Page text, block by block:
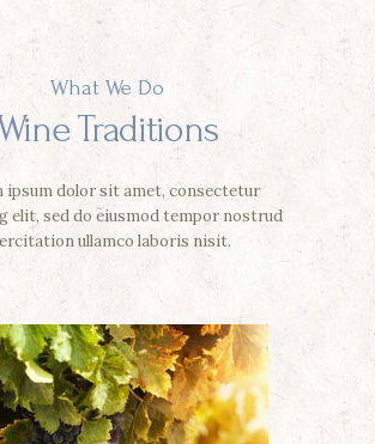
What We Do
Traditions
ipsum dolor sit amet, consectetur
elit, sed do eiusmod tempor nostrud
ullamco laboris nisit.